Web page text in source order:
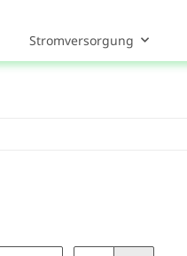
Stromversorgung